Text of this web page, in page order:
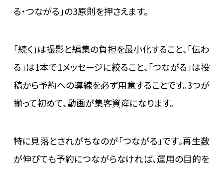
る・つながる」の3原則を押さえます。
「続く」は撮影と編集の負担を最小化すること、「伝わ
る」は1本で1メッセージに絞ること、「つながる」は投
稿から予約への導線を必ず用意することです。3つが
揃って初めて、動画が集客資産になります。
特に見落とされがちなのが「つながる」です。再生数
が伸びても予約につながらなければ、運用の目的を